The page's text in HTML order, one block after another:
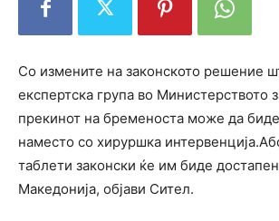
Со измените на законското решение
експертска група во Министерството
прекинот на бременоста може да
наместо со хируршка
таблети законски ќе им биде
Македонија, објави Сител.